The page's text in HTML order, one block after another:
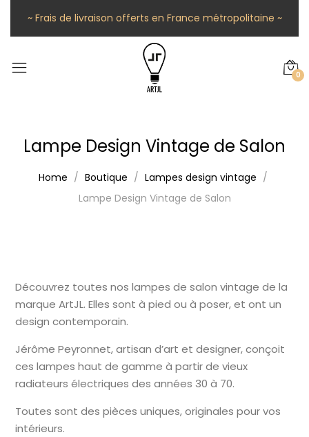
~ Frais de livraison offerts en France métropolitaine ~
0
Lampe Design Vintage de Salon
Home Boutique
Lampes design vintage
Lampe Design Vintage de Salon
Découvrez toutes nos lampes de salon vintage de la
marque ArtJL. Elles sont à pied ou à poser, et ont un
design contemporain.
Jérôme Peyronnet, artisan d’art et designer, conçoit
ces lampes haut de gamme à partir de vieux
radiateurs électriques des années 30 à 70.
Toutes sont des pièces uniques, originales pour vos
intérieurs.